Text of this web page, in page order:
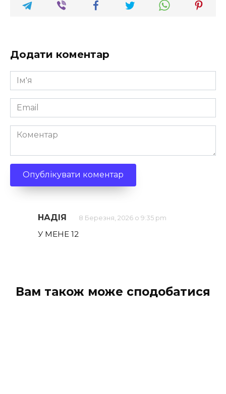
Додати коментар
Ім'я
*
Email
*
Коментар
НАДІЯ 8 Березня, 2026 о 9:35 pm
У МЕНЕ 12
Вам також може сподобатися